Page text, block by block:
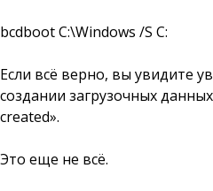
bcdboot С:\Windows /S С:
Если всё верно, вы увидите
создании загрузочных
created».
Это еще не всё.